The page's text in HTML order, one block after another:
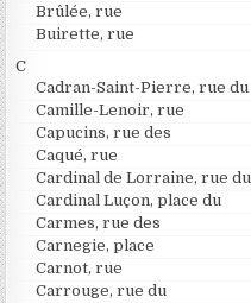
Brûlée, rue
Buirette, rue
C
Cadran-Saint-Pierre, rue du
Camille-Lenoir, rue
Capucins, rue des
Caqué, rue
Cardinal de Lorraine, rue du
Cardinal Luçon, place du
Carmes, rue des
Carnegie, place
Carnot, rue
Carrouge, rue du